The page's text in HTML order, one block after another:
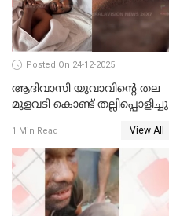
Posted On 24-12-2025
ആദിവാസി യുവാവിന്റെ തല
മുളവടി കൊണ്ട് തല്ലിപ്പൊളിച്ചു
1 Min Read View All